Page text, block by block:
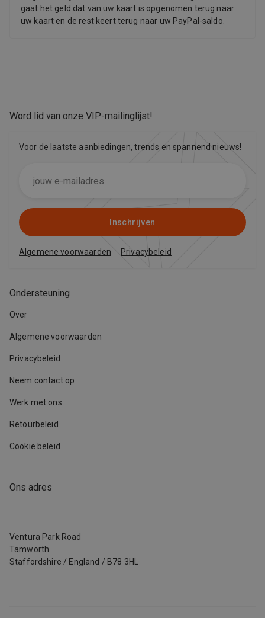
gaat het geld dat van uw kaart is opgenomen terug naar
uw kaart en de rest keert terug naar uw PayPal-saldo.
Ons adres
Ventura Park Road
Tamworth
Staffordshire / England / B78 3HL
Ondersteuning
Over
Algemene voorwaarden
Privacybeleid
Neem contact op
Werk met ons
Retourbeleid
Cookie beleid
Word lid van onze VIP-mailinglijst!
Voor de laatste aanbiedingen, trends en spannend nieuws!
Inschrijven
Algemene voorwaarden Privacybeleid